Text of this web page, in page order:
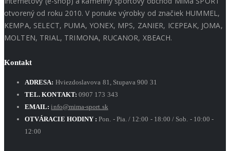
otvorený od roku 2010. V ponuke výrobky od značiek HUMMEL,
KEMPA, SELECT, PUMA, YONEX, MPS, ZANIER, ICEPEAK, JOMA,
MOLTEN, TRIAL, TRIMONA, RUCANOR, XBEACH.
Kontakt
ADRESA: Hviezdoslavova 81, Stupava 900 31
TEL. KONTAKT: 0907 173 343
EMAIL: info@mima-sport.sk
OTVÁRACIE HODINY : Pon. - Pia. / 12:00 - 18:00 / Sob. - 10:00 -
12:00